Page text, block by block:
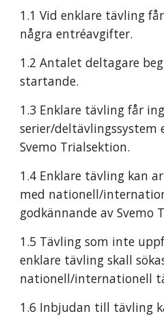
1.1 Vid enklare tävling
några entréavgifter.
1.2 Antalet deltagare
startande.
1.3 Enklare tävling får
serier/deltävlingssystem
Svemo Trialsektion.
1.4 Enklare tävling kan
med nationell/
godkännande av Svemo
1.5 Tävling som inte
enklare tävling skall
nationell/internationell
1.6 Inbjudan till tävling